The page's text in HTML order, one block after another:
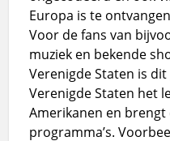
Europa is te
Voor de fans van
muziek en bekende
Verenigde Staten is dit
Verenigde Staten het
Amerikanen en
programma’s.